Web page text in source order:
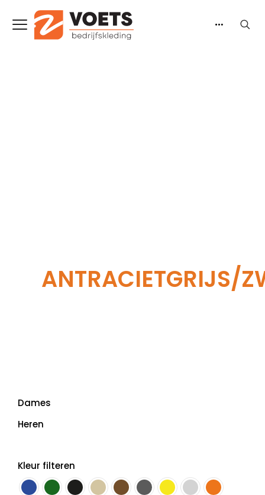
ANTRACIETGRIJS/
Dames
Heren
Kleur filteren